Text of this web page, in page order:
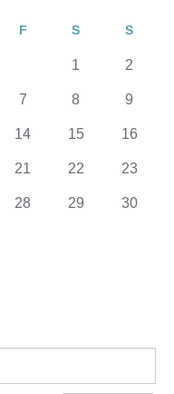
F S S
1 2
7 8 9
14 15 16
21 22 23
28 29 30